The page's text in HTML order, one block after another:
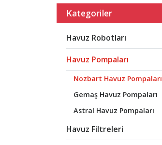
Kategoriler
Havuz Robotları
Havuz Pompaları
Nozbart Havuz Pompaları
Gemaş Havuz Pompaları
Astral Havuz Pompaları
Havuz Filtreleri